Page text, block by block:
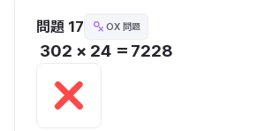
問題 17 OX 問題
302 × 24 ＝7228